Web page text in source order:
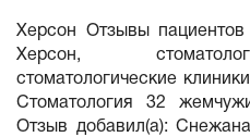
Херсон Отзывы пациентов
Херсон,
стоматологические
Стоматология 32
Отзыв добавил(а):